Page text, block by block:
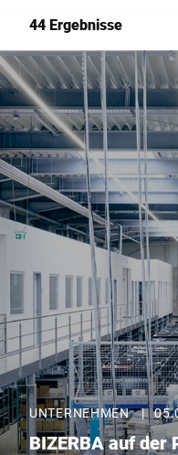
44 Ergebnisse
UNTERNEHMEN |
BIZERBA auf der